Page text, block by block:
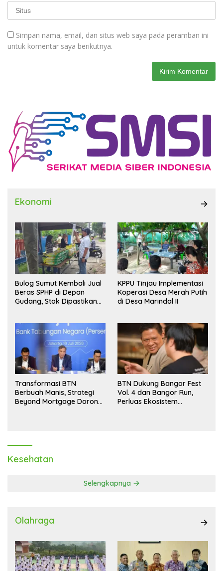
Simpan nama, email, dan situs web saya pada peramban ini
untuk komentar saya berikutnya.
Ekonomi
Bulog Sumut Kembali Jual
Beras SPHP di Depan
Gudang, Stok Dipastikan
KPPU Tinjau Implementasi
Koperasi Desa Merah Putih
di Desa Marindal II
Transformasi BTN
Berbuah Manis, Strategi
Beyond Mortgage Dorong
BTN Dukung Bangor Fest
Vol. 4 dan Bangor Run,
Perluas Ekosistem
Kesehatan
Selengkapnya
Olahraga